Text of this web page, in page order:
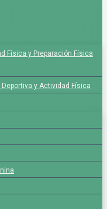
Física y Preparación Física
y Actividad Física